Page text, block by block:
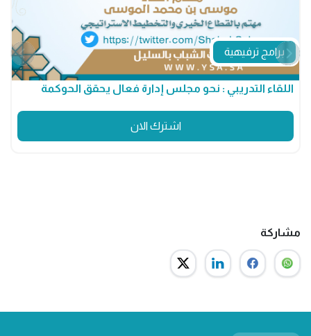
برامج ترفيهية
اللقاء التدريبي : نحو مجلس إدارة فعال يحقق الحوكمة
اشترك الان
مشاركة